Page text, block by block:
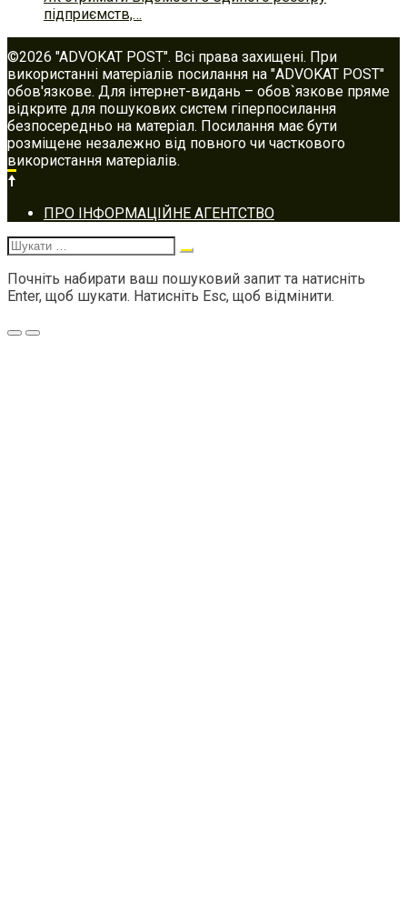
підприємств,…
©2026 "ADVOKAT POST". Всі права захищені. При
використанні матеріалів посилання на "ADVOKAT POST"
обов'язкове. Для інтернет-видань – обов`язкове пряме
відкрите для пошукових систем гіперпосилання
безпосередньо на матеріал. Посилання має бути
розміщене незалежно від повного чи часткового
використання матеріалів.
Footer
navigation
ПРО ІНФОРМАЦІЙНЕ АГЕНТСТВО
Шукати:
Почніть набирати ваш пошуковий запит та натисніть
Enter, щоб шукати. Натисніть Esc, щоб відмінити.
Меню